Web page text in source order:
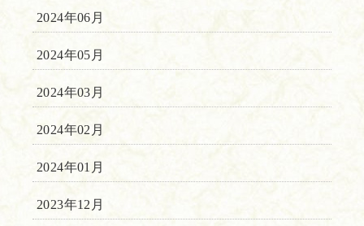
2024年06月
2024年05月
2024年03月
2024年02月
2024年01月
2023年12月